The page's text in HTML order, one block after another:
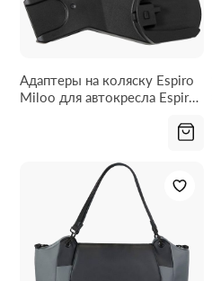
Адаптеры на коляску Espiro
Miloo для автокресла Espiro